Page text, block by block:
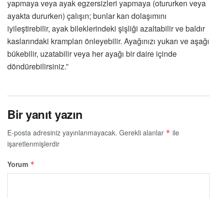
yapmaya veya ayak egzersizleri yapmaya (otururken veya
ayakta dururken) çalışın; bunlar kan dolaşımını
iyileştirebilir, ayak bileklerindeki şişliği azaltabilir ve baldır
kaslarındaki krampları önleyebilir. Ayağınızı yukarı ve aşağı
bükebilir, uzatabilir veya her ayağı bir daire içinde
döndürebilirsiniz.”
Bir yanıt yazın
E-posta adresiniz yayınlanmayacak. Gerekli alanlar * ile
işaretlenmişlerdir
Yorum *